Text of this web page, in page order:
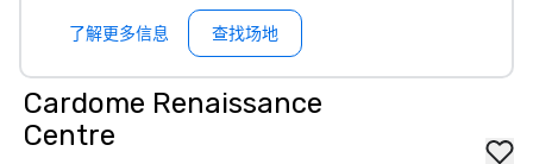
了解更多信息 查找场地
Cardome Renaissance
Centre